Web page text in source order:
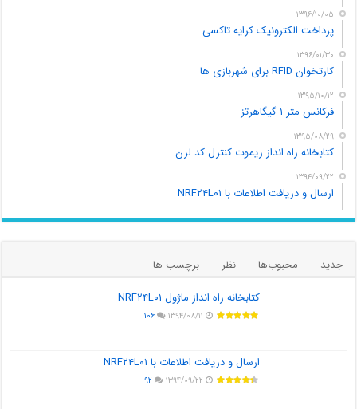
۱۳۹۶/۱۰/۰۵
پرداخت الکترونیک کرایه تاکسی
۱۳۹۶/۰۱/۳۰
کارتخوان RFID برای شهربازی ها
۱۳۹۵/۱۰/۱۲
فرکانس متر ۱ گیگاهرتز
۱۳۹۵/۰۸/۲۹
کتابخانه راه انداز ریموت کنترل کد لرن
۱۳۹۴/۰۹/۲۲
ارسال و دریافت اطلاعات با NRF۲۴L۰۱
جدید محبوب‌ها نظر
برچسب ها
کتابخانه راه انداز ماژول NRF۲۴L۰۱
۱۳۹۴/۰۸/۱۱ ۱۰۶
ارسال و دریافت اطلاعات با NRF۲۴L۰۱
۱۳۹۴/۰۹/۲۲ ۹۲